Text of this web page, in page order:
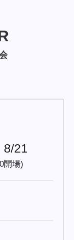
8/21
開場)